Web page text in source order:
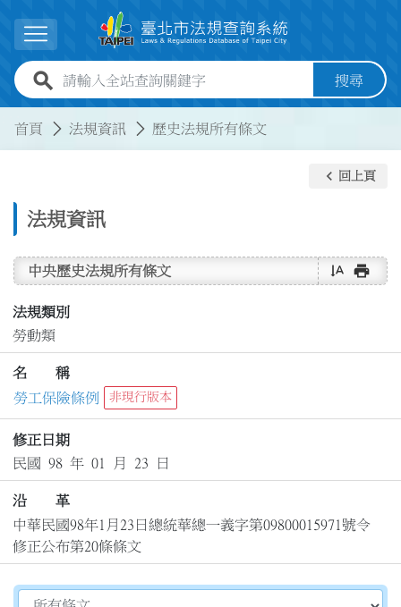
展開選單
全站查詢關鍵字欄位 搜尋
首頁 法規資訊 歷史法規所有條文
法規資訊
keyboard_arrow_left 回上頁
中央歷史法規所有條文 text_rotate_vertical print
法規類別
勞動類
名 稱
勞工保險條例
非現行版本
修正日期
民國 98 年 01 月 23 日
沿 革
中華民國98年1月23日總統華總一義字第09800015971號令
修正公布第20條條文
切換選擇法規資訊內容